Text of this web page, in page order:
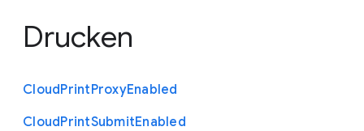
Drucken
CloudPrintProxyEnabled
CloudPrintSubmitEnabled